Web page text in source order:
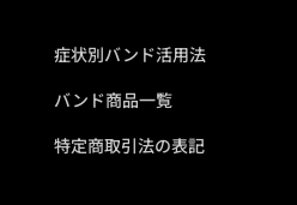
症状別バンド活用法
バンド商品一覧
特定商取引法の表記